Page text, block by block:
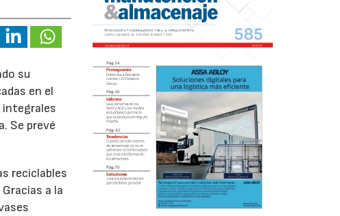
su
en el
integrales
Se prevé
reciclables
a la